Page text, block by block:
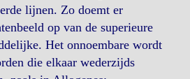
lijnen. Zo doemt er
op van de superieure
Het onnoembare wordt
die elkaar wederzijds